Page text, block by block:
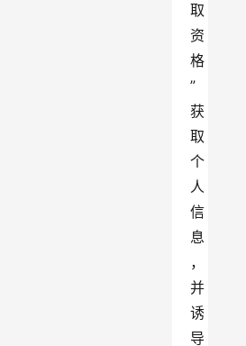
取
资
格
”
获
取
个
人
信
息
，
并
诱
导